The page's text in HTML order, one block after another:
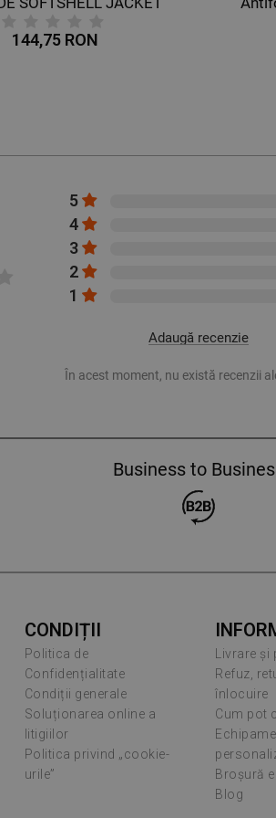
144,75 RON
5
4
3
2
1
Adaugă recenzie
În acest moment, nu există recenzii
Business to
CONDIȚII
Politica de
Confidențialitate
Condiții generale
Soluționarea online a
litigiilor
Politica privind „cookie-
urile”
Livrare și
Refuz,
înlocuire
Cum pot
Broșură
Blog